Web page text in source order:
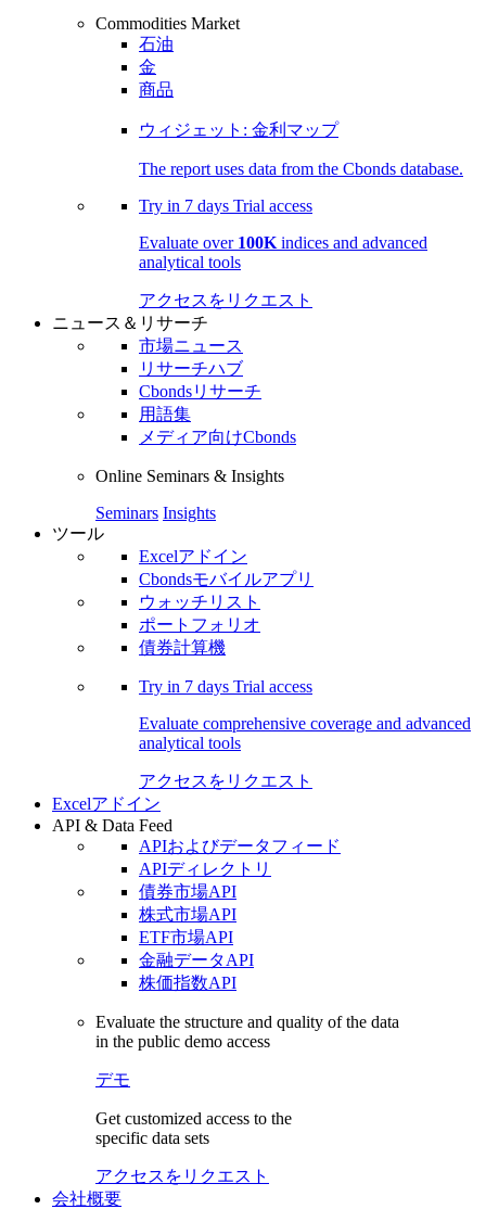
Commodities Market
石油
金
商品
ウィジェット: 金利マップ
The report uses data from the Cbonds database.
Try in 7 days Trial access
Evaluate over 100K indices and advanced
analytical tools
アクセスをリクエスト
ニュース＆リサーチ
市場ニュース
リサーチハブ
Cbondsリサーチ
用語集
メディア向けCbonds
Online Seminars & Insights
Seminars Insights
ツール
Excelアドイン
Cbondsモバイルアプリ
ウォッチリスト
ポートフォリオ
債券計算機
Try in 7 days Trial access
Evaluate comprehensive coverage and advanced
analytical tools
アクセスをリクエスト
Excelアドイン
API & Data Feed
APIおよびデータフィード
APIディレクトリ
債券市場API
株式市場API
ETF市場API
金融データAPI
株価指数API
Evaluate the structure and quality of the data
in the public demo access
デモ
Get customized access to the
specific data sets
アクセスをリクエスト
会社概要